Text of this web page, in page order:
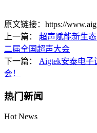
原文链接：https://
上一篇： 超声赋能新生
二届全国超声大会
下一篇： Aigtek安泰电子
会！
热门新闻
Hot News